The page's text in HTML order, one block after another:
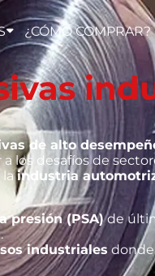
¿CÓMO COMPRAR?
de alto
los desafíos de
laindustria
presión (PSA)de
industriales donde